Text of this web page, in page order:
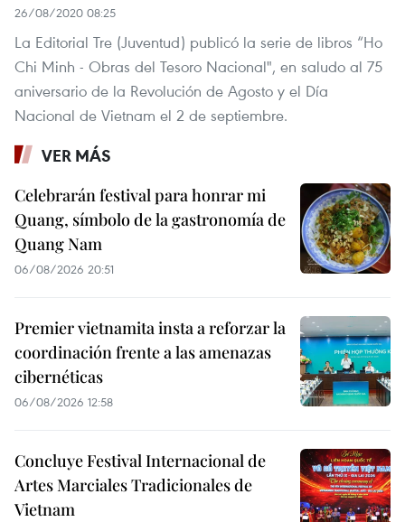
26/08/2020 08:25
La Editorial Tre (Juventud) publicó la serie de libros “Ho
Chi Minh - Obras del Tesoro Nacional", en saludo al 75
aniversario de la Revolución de Agosto y el Día
Nacional de Vietnam el 2 de septiembre.
VER MÁS
Celebrarán festival para honrar mi
Quang, símbolo de la gastronomía de
Quang Nam
06/08/2026 20:51
Premier vietnamita insta a reforzar la
coordinación frente a las amenazas
cibernéticas
06/08/2026 12:58
Concluye Festival Internacional de
Artes Marciales Tradicionales de
Vietnam